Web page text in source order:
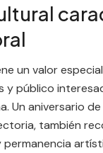
un valor
y público
Un aniversario
también